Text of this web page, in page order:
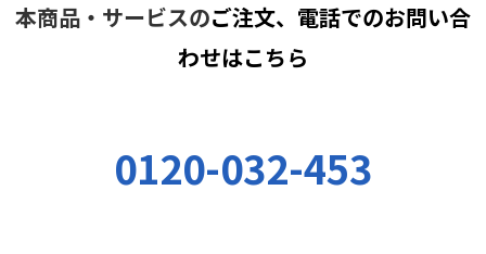
本商品・サービスのご注文、電話でのお問い合
わせはこちら
0120-032-453